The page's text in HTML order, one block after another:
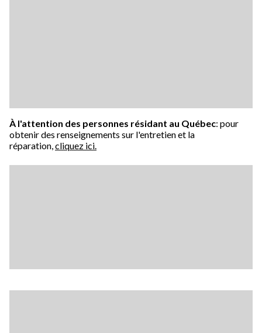
À l'attention des personnes résidant au Québec: pour
obtenir des renseignements sur l'entretien et la
réparation,cliquez ici.